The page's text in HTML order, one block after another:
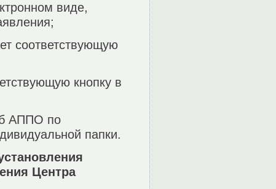
виде,
соответствующую
кнопку в
АППО по
папки.
Центра